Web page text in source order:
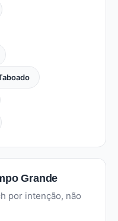
Grande
por intenção, não